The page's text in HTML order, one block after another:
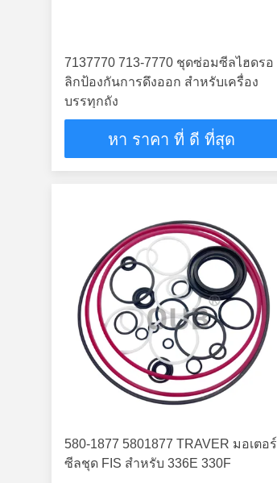
7137770 713-7770 ชุดซ่อมซีลไฮดรอ
ลิกป้องกันการดึงออก สําหรับเครื่อง
บรรทุกถัง
หา ราคา ที่ ดี ที่สุด
580-1877 5801877 TRAVER มอเตอร์
ซีลชุด FIS สำหรับ 336E 330F